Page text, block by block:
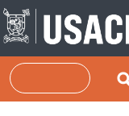
Skip to main content
Search